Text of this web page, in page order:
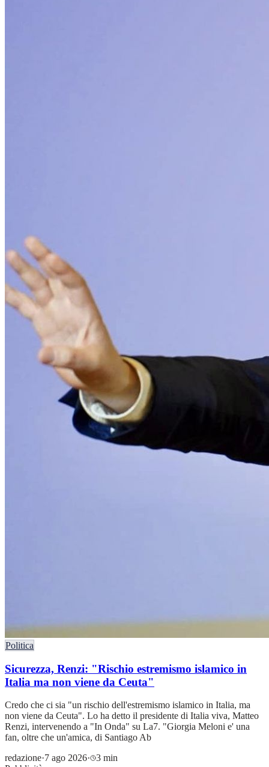
Politica
Sicurezza, Renzi: "Rischio estremismo islamico in
Italia ma non viene da Ceuta"
Credo che ci sia "un rischio dell'estremismo islamico in Italia, ma
non viene da Ceuta". Lo ha detto il presidente di Italia viva, Matteo
Renzi, intervenendo a "In Onda" su La7. "Giorgia Meloni e' una
fan, oltre che un'amica, di Santiago Ab
redazione·7 ago 2026·
3 min